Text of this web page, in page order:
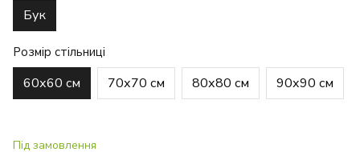
Бук
Розмір стільниці
60х60 см 70х70 см 80х80 см 90х90 см
Під замовлення